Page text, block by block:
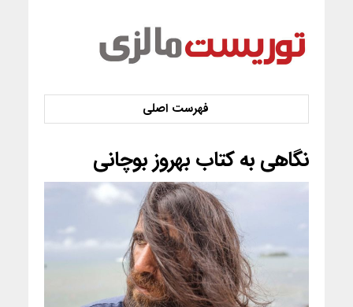
نگاهی به کتاب بهروز بوچانی